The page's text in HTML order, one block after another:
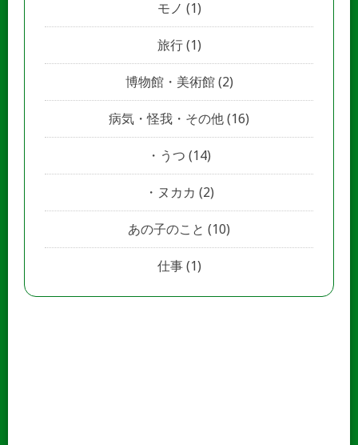
モノ (1)
旅行(1)
博物館・美術館(2)
病気・怪我・その他 (16)
うつ (14)
ヌカカ (2)
あの子のこと (10)
仕事(1)